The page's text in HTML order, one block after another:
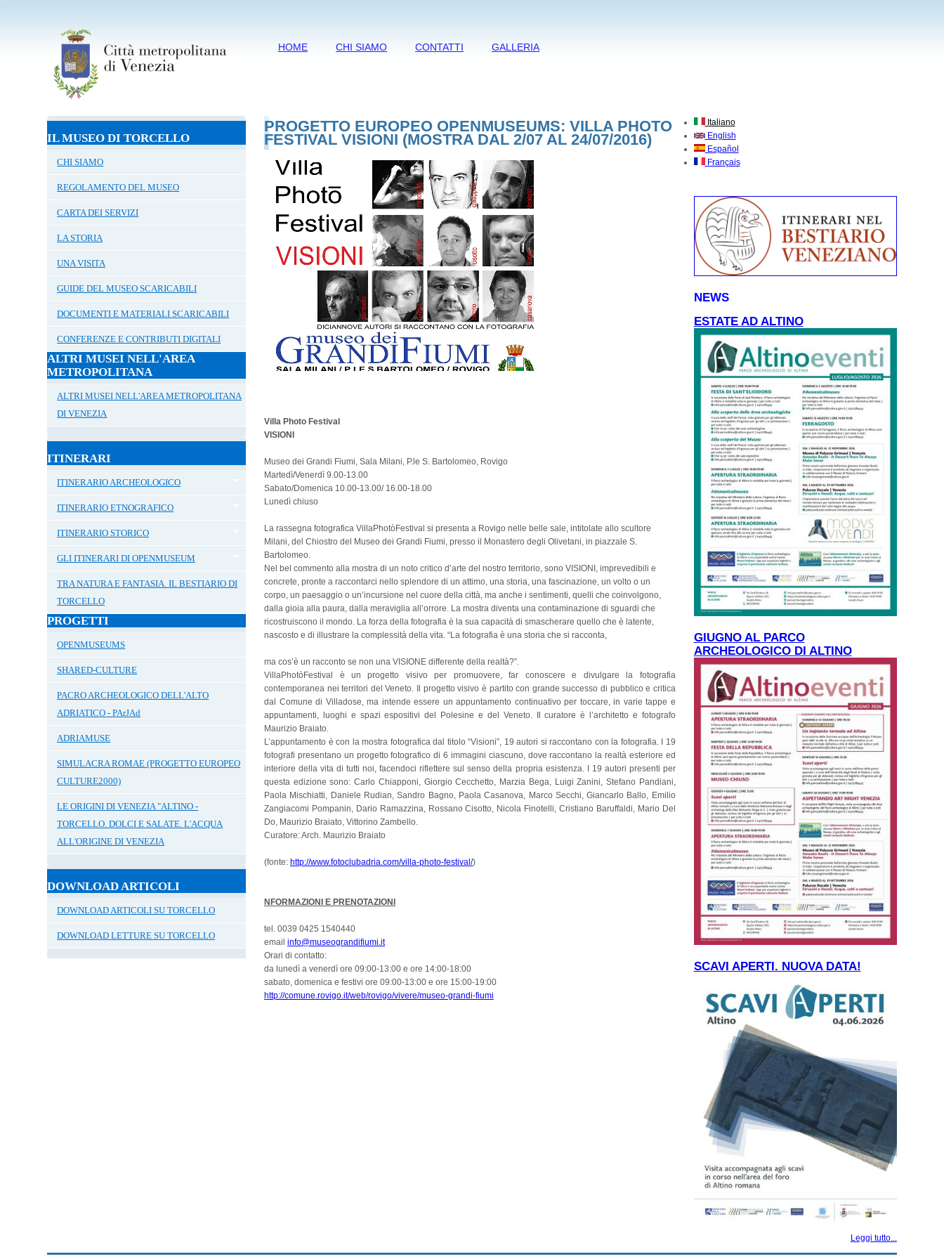
HOME CHI SIAMO CONTATTI GALLERIA
IL MUSEO DI TORCELLO
CHI SIAMO
REGOLAMENTO DEL MUSEO
CARTA DEI SERVIZI
LA STORIA
UNA VISITA
GUIDE DEL MUSEO SCARICABILI
DOCUMENTI E MATERIALI SCARICABILI
CONFERENZE E CONTRIBUTI DIGITALI
ALTRI MUSEI NELL'AREA
METROPOLITANA
ALTRI MUSEI NELL'AREA METROPOLITANA
DI VENEZIA
ITINERARI
ITINERARIO ARCHEOLOGICO
ITINERARIO ETNOGRAFICO
ITINERARIO STORICO
GLI ITINERARI DI OPENMUSEUM
TRA NATURA E FANTASIA. IL BESTIARIO DI
TORCELLO
PROGETTI
OPENMUSEUMS
SHARED-CULTURE
PACRO ARCHEOLOGICO DELL'ALTO
ADRIATICO - PArJAd
ADRIAMUSE
SIMULACRA ROMAE (PROGETTO EUROPEO
CULTURE2000)
LE ORIGINI DI VENEZIA "ALTINO -
TORCELLO. DOLCI E SALATE. L'ACQUA
ALL'ORIGINE DI VENEZIA
DOWNLOAD ARTICOLI
DOWNLOAD ARTICOLI SU TORCELLO
DOWNLOAD LETTURE SU TORCELLO
PROGETTO EUROPEO OPENMUSEUMS: VILLA PHOTO
FESTIVAL VISIONI (MOSTRA DAL 2/07 AL 24/07/2016)
Villa Photo Festival
VISIONI
Museo dei Grandi Fiumi, Sala Milani, P.le S. Bartolomeo, Rovigo
Martedì/Venerdì 9.00-13.00
Sabato/Domenica 10.00-13.00/ 16.00-18.00
Lunedì chiuso
La rassegna fotografica VillaPhotòFestival si presenta a Rovigo nelle belle sale, intitolate allo scultore
Milani, del Chiostro del Museo dei Grandi Fiumi, presso il Monastero degli Olivetani, in piazzale S.
Bartolomeo.
Nel bel commento alla mostra di un noto critico d’arte del nostro territorio, sono VISIONI, imprevedibili e
concrete, pronte a raccontarci nello splendore di un attimo, una storia, una fascinazione, un volto o un
corpo, un paesaggio o un’incursione nel cuore della città, ma anche i sentimenti, quelli che coinvolgono,
dalla gioia alla paura, dalla meraviglia all’orrore. La mostra diventa una contaminazione di sguardi che
ricostruiscono il mondo. La forza della fotografia è la sua capacità di smascherare quello che è latente,
nascosto e di illustrare la complessità della vita. “La fotografia è una storia che si racconta,
ma cos’è un racconto se non una VISIONE differente della realtà?”.
VillaPhotòFestival è un progetto visivo per promuovere, far conoscere e divulgare la fotografia
contemporanea nei territori del Veneto. Il progetto visivo è partito con grande successo di pubblico e critica
dal Comune di Villadose, ma intende essere un appuntamento continuativo per toccare, in varie tappe e
appuntamenti, luoghi e spazi espositivi del Polesine e del Veneto. Il curatore è l’architetto e fotografo
Maurizio Braiato.
L’appuntamento è con la mostra fotografica dal titolo “Visioni”, 19 autori si raccontano con la fotografia. I 19
fotografi presentano un progetto fotografico di 6 immagini ciascuno, dove raccontano la realtà esteriore ed
interiore della vita di tutti noi, facendoci riflettere sul senso della propria esistenza. I 19 autori presenti per
questa edizione sono: Carlo Chiapponi, Giorgio Cecchetto, Marzia Bega, Luigi Zanini, Stefano Pandiani,
Paola Mischiatti, Daniele Rudian, Sandro Bagno, Paola Casanova, Marco Secchi, Giancarlo Ballo, Emilio
Zangiacomi Pompanin, Dario Ramazzina, Rossano Cisotto, Nicola Finotelli, Cristiano Baruffaldi, Mario Del
Do, Maurizio Braiato, Vittorino Zambello.
Curatore: Arch. Maurizio Braiato
(fonte: http://www.fotoclubadria.com/villa-photo-festival/)
NFORMAZIONI E PRENOTAZIONI
tel. 0039 0425 1540440
emailinfo@museograndifiumi.it
Orari di contatto:
da lunedì a venerdì ore 09:00-13:00 e ore 14:00-18:00
sabato, domenica e festivi ore 09:00-13:00 e ore 15:00-19:00
http://comune.rovigo.it/web/rovigo/vivere/museo-grandi-fiumi
Italiano
English
Español
Français
NEWS
ESTATE AD ALTINO
GIUGNO AL PARCO
ARCHEOLOGICO DI ALTINO
SCAVI APERTI. NUOVA DATA!
Leggi tutto...